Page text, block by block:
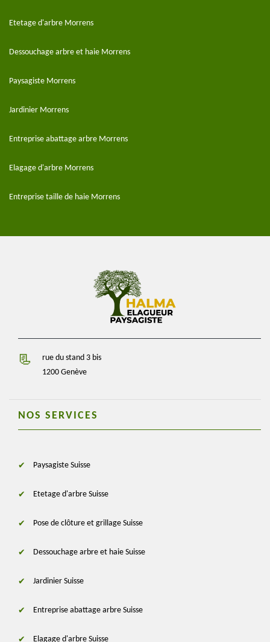
Etetage d'arbre Morrens
Dessouchage arbre et haie Morrens
Paysagiste Morrens
Jardinier Morrens
Entreprise abattage arbre Morrens
Elagage d'arbre Morrens
Entreprise taille de haie Morrens
rue du stand 3 bis
1200 Genève
NOS SERVICES
Paysagiste Suisse
Etetage d'arbre Suisse
Pose de clôture et grillage Suisse
Dessouchage arbre et haie Suisse
Jardinier Suisse
Entreprise abattage arbre Suisse
Elagage d'arbre Suisse